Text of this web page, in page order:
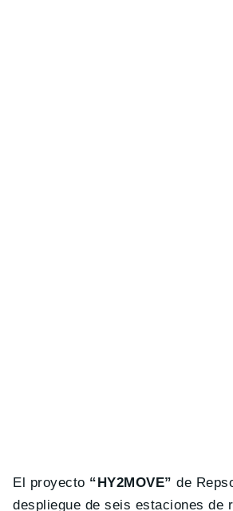
El proyecto “ HY2MOVE” de
despliegue de seis estaciones de